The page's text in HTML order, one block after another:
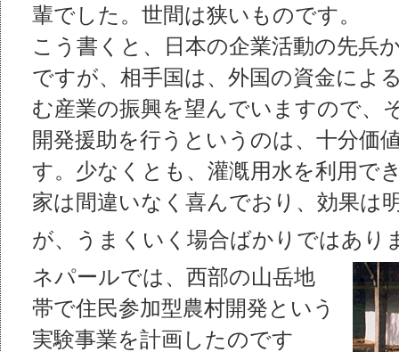
輩でした。世間は狭いものです。
こう書くと、日本の企業活動の先兵
ですが、相手国は、外国の資金によ
む産業の振興を望んでいますので、
開発援助を行うというのは、十分価
す。少なくとも、灌漑用水を利用で
家は間違いなく喜んでおり、効果は
が、うまくいく場合ばかりではあり
ネパールでは、西部の山岳地
帯で住民参加型農村開発という
実験事業を計画したのです